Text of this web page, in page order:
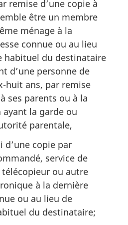
remise d’une copie à
être un membre
ménage à la
connue ou au lieu
habituel du destinataire
d’une personne de
huit ans, par remise
ses parents ou à la
ayant la garde ou
parentale,
d’une copie par
service de
télécopieur ou autre
à la dernière
ou au lieu de
du destinataire;